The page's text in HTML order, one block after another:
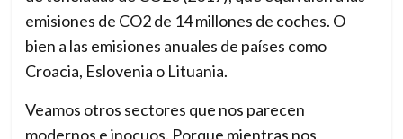
emisiones de CO2 de 14 millones de coches. O
bien a las emisiones anuales de países como
Croacia, Eslovenia o Lituania.
Veamos otros sectores que nos parecen
modernos e inocuos. Porque mientras nos